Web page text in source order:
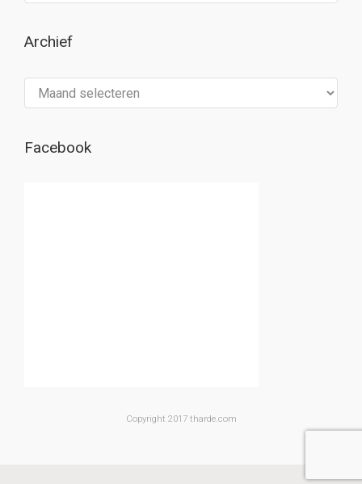
Archief
Facebook
Copyright 2017 tharde.com